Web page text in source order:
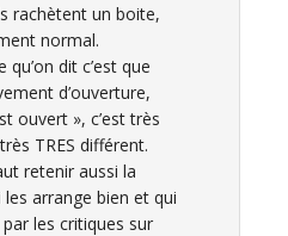
rachètent un boite,
normal.
dit c’est que
d’ouverture,
ouvert », c’est très
TRES différent.
retenir aussi la
arrange bien et qui
les critiques sur